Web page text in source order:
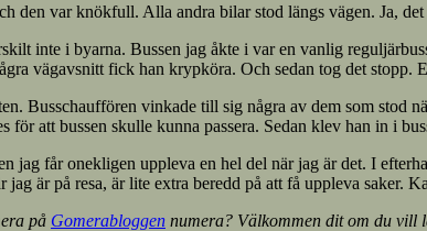
den var knökfull. Alla andra bilar stod längs vägen. Ja,
inte i byarna. Bussen jag åkte i var en vanlig
vägavsnitt fick han krypköra. Och sedan tog det
Busschauffören vinkade till sig några av dem som stod
för att bussen skulle kunna passera. Sedan klev han in i
jag får onekligen uppleva en hel del när jag är det. I
är på resa, är lite extra beredd på att få uppleva saker.
på Gomerabloggen numera? Välkommen dit om du vill